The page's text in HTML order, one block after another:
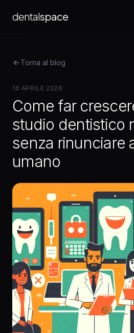
dentalspace
Torna al blog
16 APRILE 2026
Come far
studio dentistico
senza rinunciare
umano